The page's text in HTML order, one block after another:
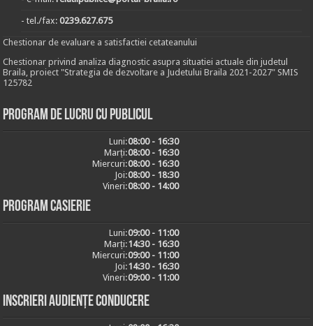
- tel./fax:0239.627.675
Chestionar de evaluare a satisfactiei cetateanului
Chestionar privind analiza diagnostic asupra situatiei actuale din judetul
Braila, proiect "Strategia de dezvoltare a Judetului Braila 2021-2027" SMIS
125782
Program de lucru cu publicul
Luni:08:00 - 16:30
Marți:08:00 - 16:30
Miercuri:08:00 - 16:30
Joi:08:00 - 18:30
Vineri:08:00 - 14:00
Program casierie
Luni:09:00 - 11:00
Marți:14:30 - 16:30
Miercuri:09:00 - 11:00
Joi:14:30 - 16:30
Vineri:09:00 - 11:00
Inscrieri audiențe conducere